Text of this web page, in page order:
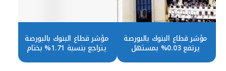
مؤشر قطاع البنوك بالبورصة
يرتفع 0.03% بمستهل
مؤشر قطاع البنوك بالبورصة
يتراجع بنسبة 1.71% بختام